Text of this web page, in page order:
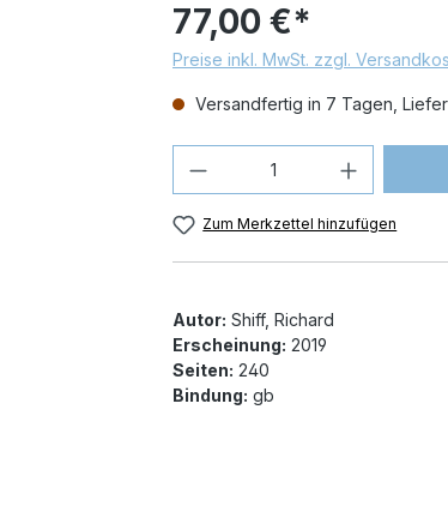
77,00 €*
Preise inkl. MwSt. zzgl.
Versandfertig in 7 Tagen,
Produkt Anzahl:
Zum Merkzettel hinzufügen
Autor: Shiff, Richard
Erscheinung: 2019
Seiten: 240
Bindung: gb